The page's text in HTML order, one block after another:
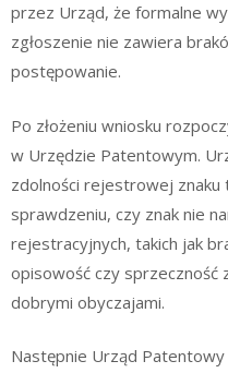
przez Urząd, że formalne
zgłoszenie nie zawiera
postępowanie.
Po złożeniu wniosku
w Urzędzie Patentowym.
zdolności rejestrowej
sprawdzeniu, czy znak nie
rejestracyjnych, takich jak
opisowość czy sprzeczność
dobrymi obyczajami.
Następnie Urząd Patentowy